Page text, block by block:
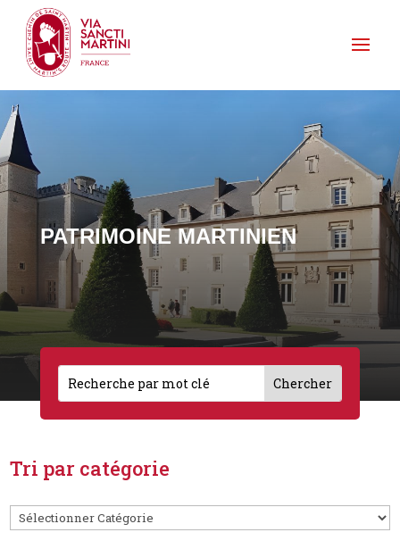
PATRIMOINE MARTINIEN
Tri par catégorie
Catégories